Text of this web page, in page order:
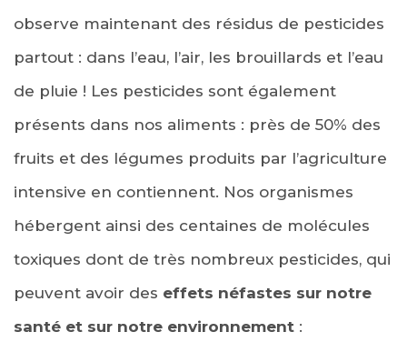
observe maintenant des résidus de pesticides
partout : dans l’eau, l’air, les brouillards et l’eau
de pluie ! Les pesticides sont également
présents dans nos aliments : près de 50% des
fruits et des légumes produits par l’agriculture
intensive en contiennent. Nos organismes
hébergent ainsi des centaines de molécules
toxiques dont de très nombreux pesticides, qui
peuvent avoir des effets néfastes sur notre
santé et sur notre environnement :